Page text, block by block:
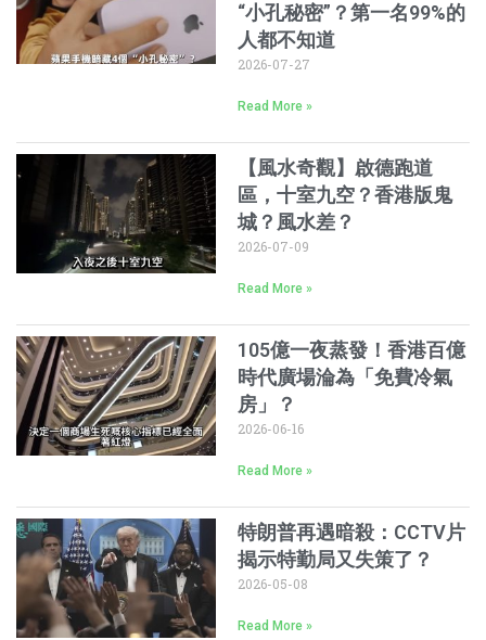
“小孔秘密”？第一名99%的
人都不知道
2026-07-27
Read More »
【風水奇觀】啟德跑道
區，十室九空？香港版鬼
城？風水差？
2026-07-09
Read More »
105億一夜蒸發！香港百億
時代廣場淪為「免費冷氣
房」？
2026-06-16
Read More »
特朗普再遇暗殺：CCTV片
揭示特勤局又失策了？
2026-05-08
Read More »